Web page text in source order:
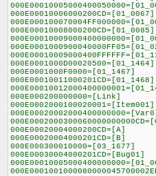
000E00010006000200CD=[01_0067]
000E00010008000200CD=[01_0085]
000E0001000D00020500=[01_1464]
000E0001000F0000=[01_1467]
000E00010011000201CD=[01_1468]
000E000200000000=[Link]
000E0002000100020001=[Item001]
000E00020004000200CD=[A]
000E00020004000201CD=[B]
000E000300010000=[03_1677]
000E00030004000201CD=[Bug01]